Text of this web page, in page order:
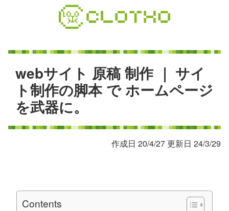
webサイ ト 原稿制作 ｜ サイ
ト制作の脚本 でホームページ
を武器に。
作成日 20/4/27 更新日 24/3/29
Contents